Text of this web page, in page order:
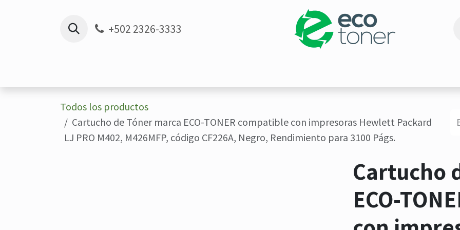
+502 2326-3333
Todos los productos
Cartucho de Tóner marca ECO-TONER compatible con impresoras Hewlett Packard
LJ PRO M402, M426MFP, código CF226A, Negro, Rendimiento para 3100 Págs.
Cartucho
ECO-